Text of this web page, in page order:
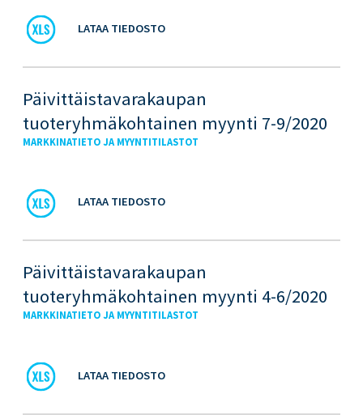
LATAA TIEDOSTO
Päivittäistavarakaupan
tuoteryhmäkohtainen myynti 7-9/2020
MARKKINATIETO JA MYYNTITILASTOT
LATAA TIEDOSTO
Päivittäistavarakaupan
tuoteryhmäkohtainen myynti 4-6/2020
MARKKINATIETO JA MYYNTITILASTOT
LATAA TIEDOSTO